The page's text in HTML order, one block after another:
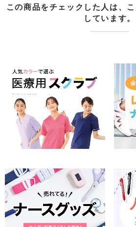
この商品をチェックした人は、
しています。